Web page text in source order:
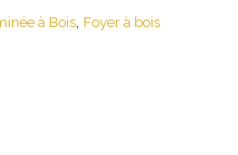
à Bois Foyer à bois